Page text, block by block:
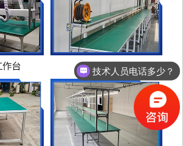
技术人员电话多少？